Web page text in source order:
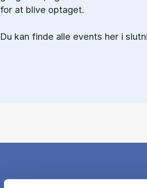
for at blive optaget.
Du kan finde alle events her i